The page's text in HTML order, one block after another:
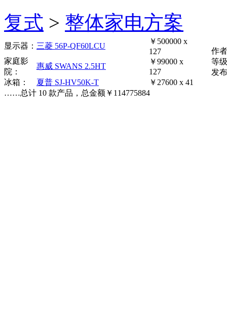
复式 > 整体家电方案
显示器： 三菱 56P-QF60LCU
￥500000 x
127
家庭影
院：
惠威 SWANS 2.5HT
￥99000 x
127
冰箱：
夏普 SJ-HV50K-T
￥27600 x 41
……总计 10 款产品，总金额 ￥ 114775884
作
等
发